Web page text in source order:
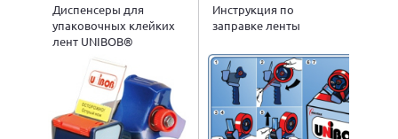
Диспенсеры для
упаковочных клейких
лент UNIBOB®
Инструкция по
заправке ленты